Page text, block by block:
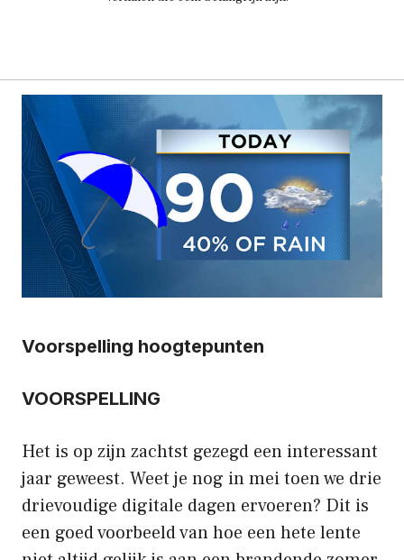
Voorspelling hoogtepunten
VOORSPELLING
Het is op zijn zachtst gezegd een interessant
jaar geweest. Weet je nog in mei toen we drie
drievoudige digitale dagen ervoeren? Dit is
een goed voorbeeld van hoe een hete lente